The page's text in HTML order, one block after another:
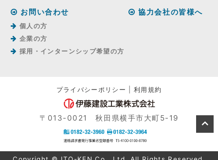
お問い合わせ
個人の方
企業の方
採用・インターンシップ希望の方
協力会社の皆様へ
プライバシーポリシー |利用規約
〒013-0021 秋田県横手市大町5-19